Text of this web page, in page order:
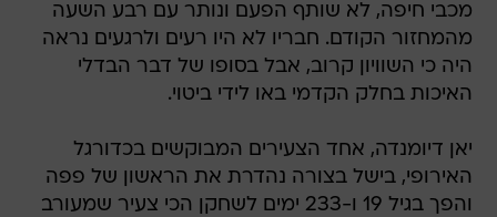
מכבי חיפה, לא שותף הפעם ונותר עם רבע השעה
מהמחזור הקודם. חבריו לא היו רעים ולרגעים נראה
היה כי השוויון קרוב, אבל בסופו של דבר הבדלי
האיכות בחלק הקדמי באו לידי ביטוי.
יאן דיומנדה, אחד הצעירים המבוקשים בכדורגל
האירופי, בישל בצורה נהדרת את הראשון של פפה
והפך בגיל 19 ו-233 ימים לשחקן הכי צעיר שמעורב